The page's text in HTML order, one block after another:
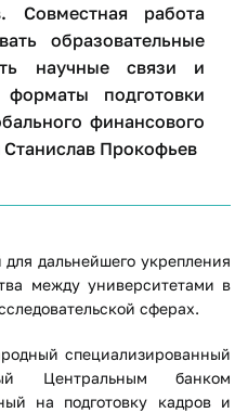
Совместная работа
образовательные
научные связи и
подготовки
финансового
Прокофьев
дальнейшего укрепления
между университетами в
сферах.
специализированный
Центральным банком
на подготовку кадров и